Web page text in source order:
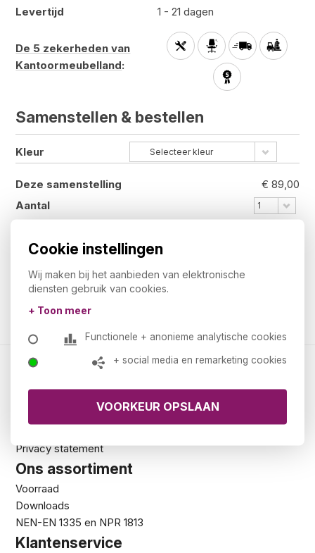
Levertijd
1 - 21 dagen
De 5 zekerheden van
Kantoormeubelland:
Samenstellen & bestellen
Kleur Selecteer kleur
Deze samenstelling
€ 89,00
Aantal
1
Totaal incl. BTW
Privacy statement
Ons assortiment
Voorraad
Downloads
NEN-EN 1335 en NPR 1813
Klantenservice
Cookie instellingen
Wij maken bij het aanbieden van elektronische
diensten gebruik van cookies.
+ Toon meer
Functionele + anonieme analytische cookies
+ social media en remarketing cookies